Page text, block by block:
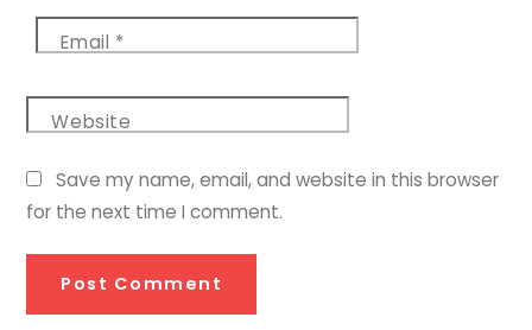
Email *
Website
Save my name, email, and website in this browser
for the next time I comment.